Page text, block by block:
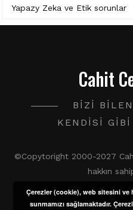
Yapazy Zeka ve Etik sorunlar
Cahit
BIZI
KENDISI
©Copytoright 2000-2027
hakkın
Çerezler (cookie), web sitesini
sunmamızı sağlamaktadır.